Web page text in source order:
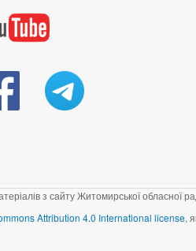
з сайту Житомирської обласної
Attribution 4.0 International license,